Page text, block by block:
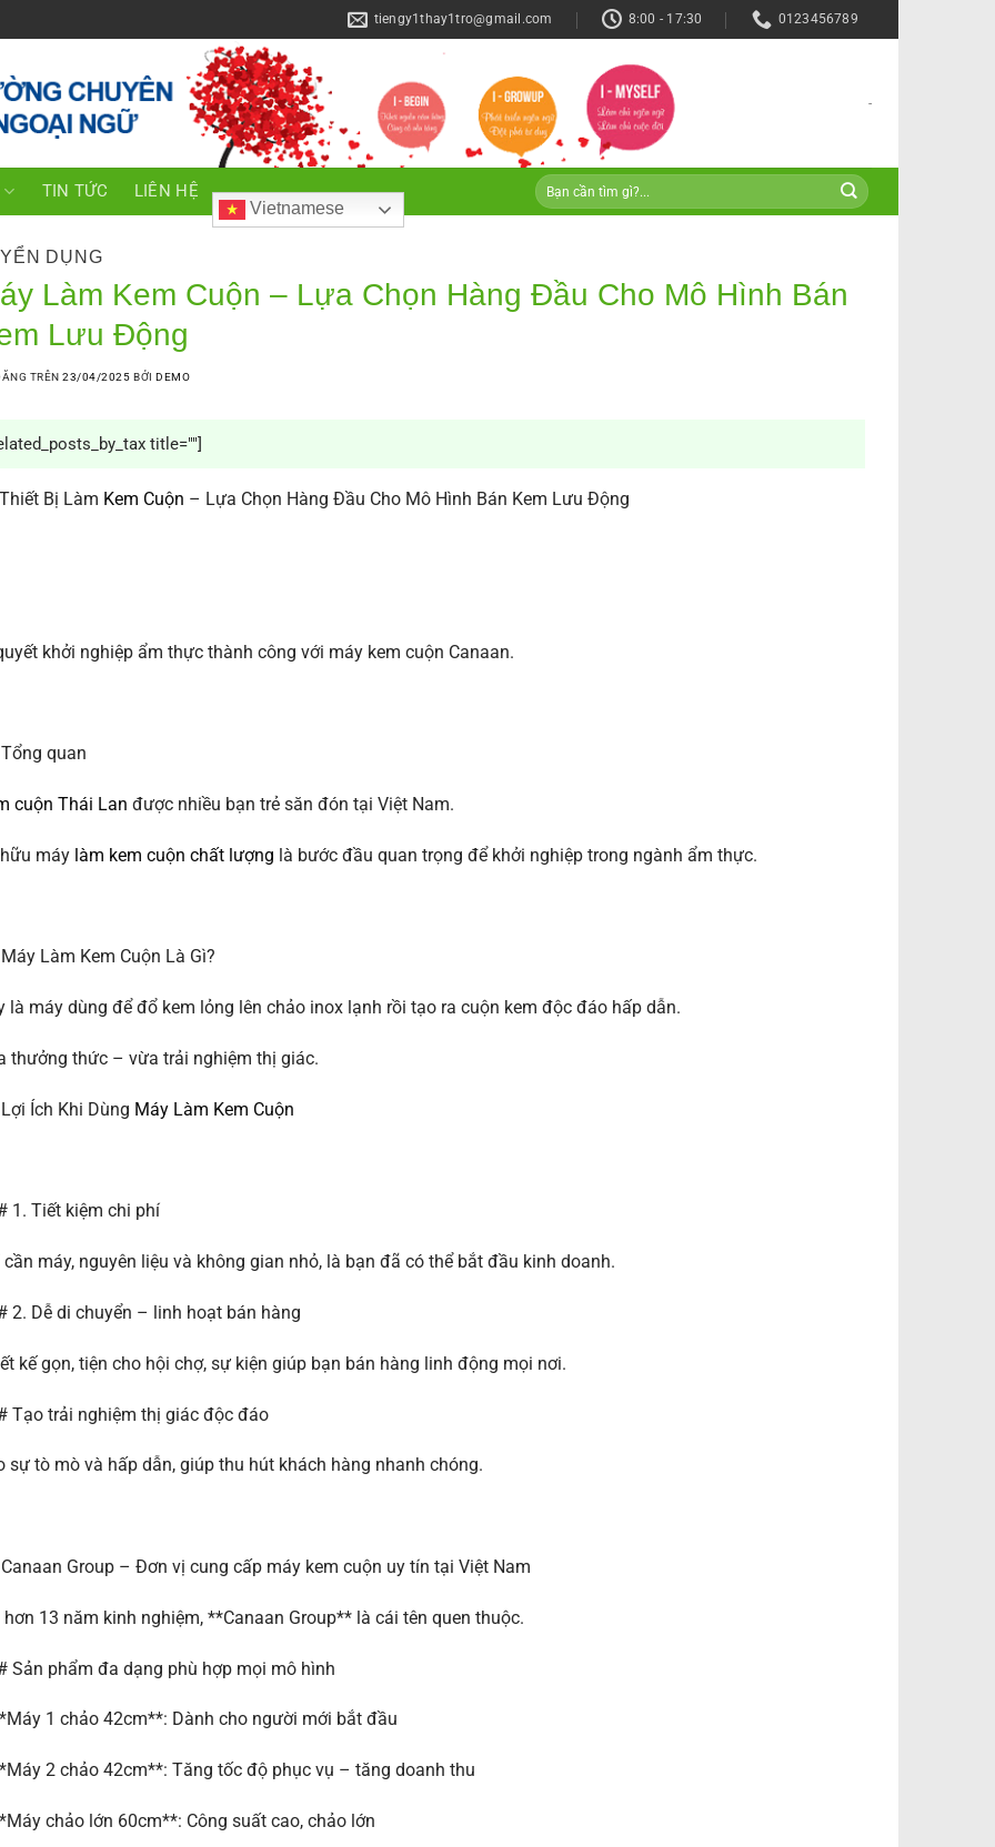
tiengy1thay1tro@gmail.com 8:00 - 17:30 0123456789
-
TIN TỨC LIÊN HỆ
Vietnamese
DỤNG
Làm Kem Cuộn – Lựa Chọn Hàng Đầu Cho Mô Hình Bán
Lưu Động
TRÊN23/04/2025 BỞIDEMO
title=""]
Thiết Bị Làm Kem Cuộn – Lựa Chọn Hàng Đầu Cho Mô Hình Bán Kem Lưu Động
khởi nghiệp ẩm thực thành công với máy kem cuộn Canaan.
quan
cuộn Thái Lan được nhiều bạn trẻ săn đón tại Việt Nam.
máy làm kem cuộn chất lượng là bước đầu quan trọng để khởi nghiệp trong ngành ẩm thực.
Làm Kem Cuộn Là Gì?
là máy dùng để đổ kem lỏng lên chảo inox lạnh rồi tạo ra cuộn kem độc đáo hấp dẫn.
thưởng thức – vừa trải nghiệm thị giác.
Ích Khi Dùng Máy Làm Kem Cuộn
1. Tiết kiệm chi phí
cần máy, nguyên liệu và không gian nhỏ, là bạn đã có thể bắt đầu kinh doanh.
2. Dễ di chuyển – linh hoạt bán hàng
kế gọn, tiện cho hội chợ, sự kiện giúp bạn bán hàng linh động mọi nơi.
Tạo trải nghiệm thị giác độc đáo
sự tò mò và hấp dẫn, giúp thu hút khách hàng nhanh chóng.
Group – Đơn vị cung cấp máy kem cuộn uy tín tại Việt Nam
hơn 13 năm kinh nghiệm, **Canaan Group** là cái tên quen thuộc.
Sản phẩm đa dạng phù hợp mọi mô hình
1 chảo 42cm**: Dành cho người mới bắt đầu
2 chảo 42cm**: Tăng tốc độ phục vụ – tăng doanh thu
chảo lớn 60cm**: Công suất cao, chảo lớn